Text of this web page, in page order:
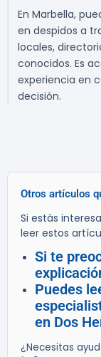
En Marbella,
en despidos a
locales,
conocidos. Es
experiencia en
decisión.
Otros artículos
Si estás
leer estos
Si te
Puedes
en Dos
¿Necesitas